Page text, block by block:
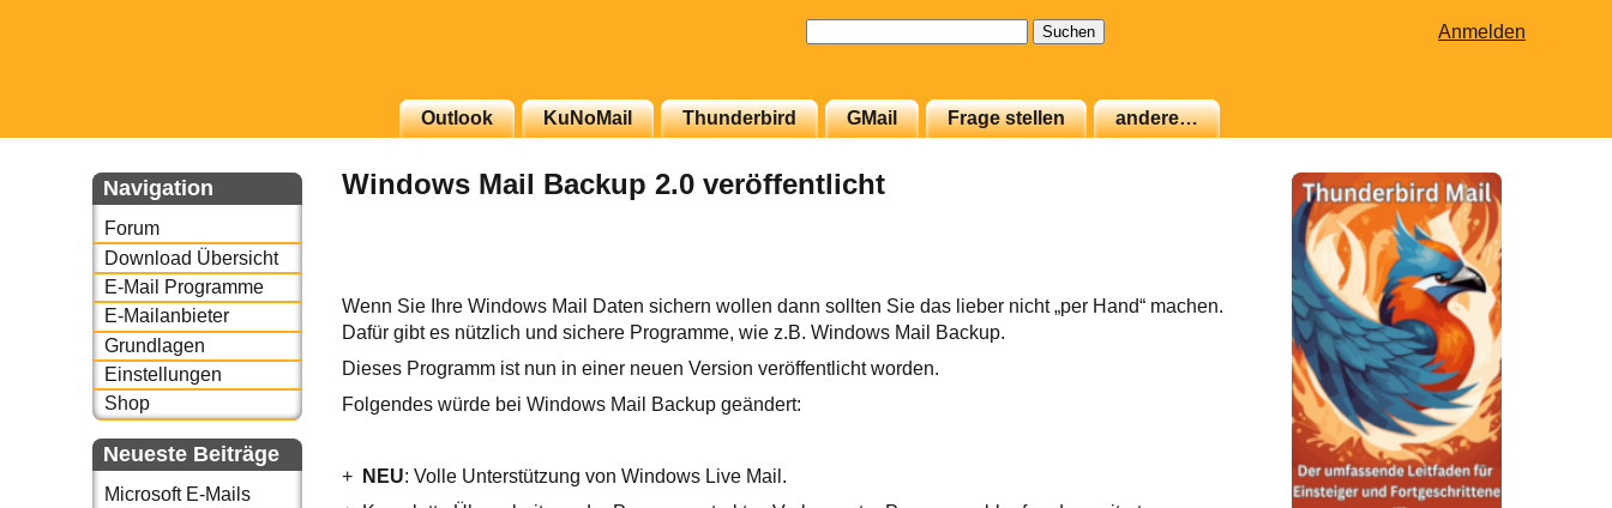
Anmelden
Outlook KuNoMail Thunderbird GMail Frage stellen andere…
Navigation
Forum
Download Übersicht
E-Mail Programme
E-Mailanbieter
Grundlagen
Einstellungen
Shop
Neueste Beiträge
Microsoft E-Mails
Windows Mail Backup 2.0 veröffentlicht
Wenn Sie Ihre Windows Mail Daten sichern wollen dann sollten Sie das lieber nicht „per Hand“ machen.
Dafür gibt es nützlich und sichere Programme, wie z.B. Windows Mail Backup.
Dieses Programm ist nun in einer neuen Version veröffentlicht worden.
Folgendes würde bei Windows Mail Backup geändert:
+ NEU: Volle Unterstützung von Windows Live Mail.
oder auch